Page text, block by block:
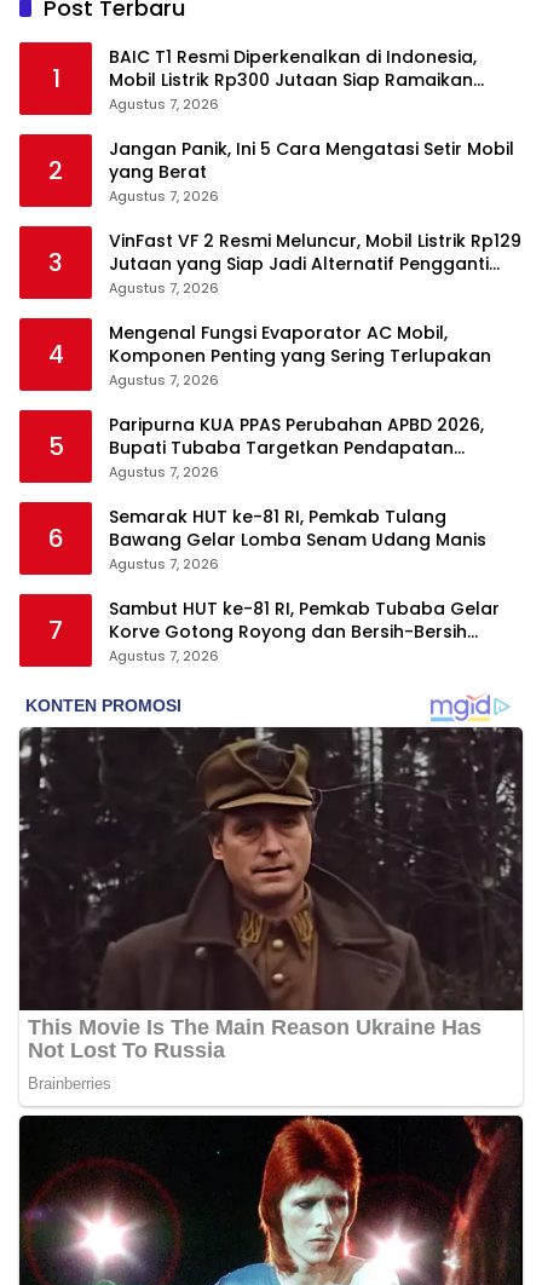
Post Terbaru
1
BAIC T1 Resmi Diperkenalkan di Indonesia,
Mobil Listrik Rp300 Jutaan Siap Ramaikan
Pasar EV
Agustus 7, 2026
2
Jangan Panik, Ini 5 Cara Mengatasi Setir Mobil
yang Berat
Agustus 7, 2026
3
VinFast VF 2 Resmi Meluncur, Mobil Listrik Rp129
Jutaan yang Siap Jadi Alternatif Pengganti
Motor
Agustus 7, 2026
4
Mengenal Fungsi Evaporator AC Mobil,
Komponen Penting yang Sering Terlupakan
Agustus 7, 2026
5
Paripurna KUA PPAS Perubahan APBD 2026,
Bupati Tubaba Targetkan Pendapatan
Daerah Rp820,3 Miliar
Agustus 7, 2026
6
Semarak HUT ke-81 RI, Pemkab Tulang
Bawang Gelar Lomba Senam Udang Manis
Agustus 7, 2026
7
Sambut HUT ke-81 RI, Pemkab Tubaba Gelar
Korve Gotong Royong dan Bersih-Bersih
Serentak
Agustus 7, 2026